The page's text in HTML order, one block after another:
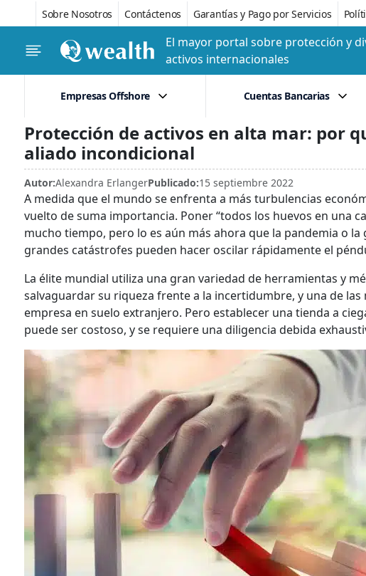
Sobre Nosotros Contáctenos Garantías y Pago por Servicios
El mayor portal sobre protección y
activos internacionales
Empresas Offshore Cuentas Bancarias
Protección de activos en alta mar: por
aliado incondicional
Autor:Alexandra ErlangerPublicado:15 septiembre 2022
A medida que el mundo se enfrenta a más turbulencias
vuelto de suma importancia. Poner “todos los huevos en una
mucho tiempo, pero lo es aún más ahora que la pandemia o
grandes catástrofes pueden hacer oscilar rápidamente el
La élite mundial utiliza una gran variedad de herramientas y
salvaguardar su riqueza frente a la incertidumbre, y una de
empresa en suelo extranjero. Pero establecer una tienda a
puede ser costoso, y se requiere una diligencia debida